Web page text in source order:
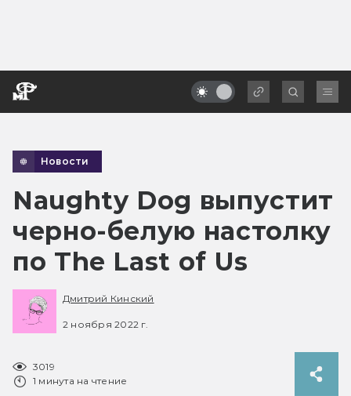
Новости
Naughty Dog выпустит
черно-белую настолку
по The Last of Us
Дмитрий Кинский
2 ноября 2022 г.
3019
1 минута на чтение